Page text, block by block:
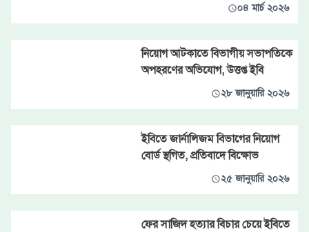
০৪ মার্চ ২০২৬
নিয়োগ আটকাতে বিভাগীয় সভাপতিকে
অপহরণের অভিযোগ, উত্তপ্ত ইবি
২৮ জানুয়ারি ২০২৬
ইবিতে জার্নালিজম বিভাগের নিয়োগ
বোর্ড স্থগিত, প্রতিবাদে বিক্ষোভ
২৫ জানুয়ারি ২০২৬
ফের সাজিদ হত্যার বিচার চেয়ে ইবিতে